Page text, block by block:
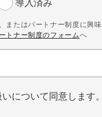
導入済み
またはパートナー制度に興味
トナー制度のフォームへ
について同意します。